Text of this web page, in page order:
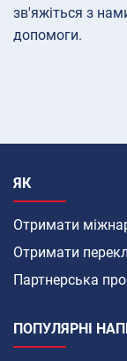
зв'яжіться з
допомоги.
ЯК
Отримати
Отримати
Партнерська
ПОПУЛЯРНІ